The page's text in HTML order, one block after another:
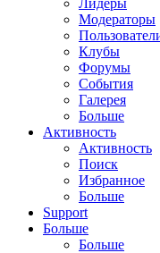
Модераторы
Клубы
Форумы
События
Галерея
Больше
Активность
Активность
Поиск
Избранное
Больше
Support
Больше
Больше